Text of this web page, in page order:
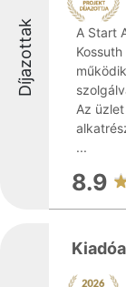
Díjazottak
A Start
Az
...
8.9